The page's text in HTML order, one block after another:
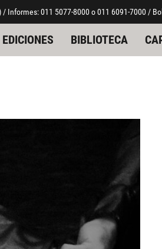
/ Informes: 011 5077-8000 o 011 6091-7000 /
EDICIONES BIBLIOTECA